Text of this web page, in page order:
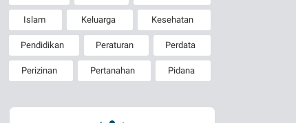
Islam Keluarga Kesehatan
Pendidikan Peraturan Perdata
Perizinan Pertanahan Pidana